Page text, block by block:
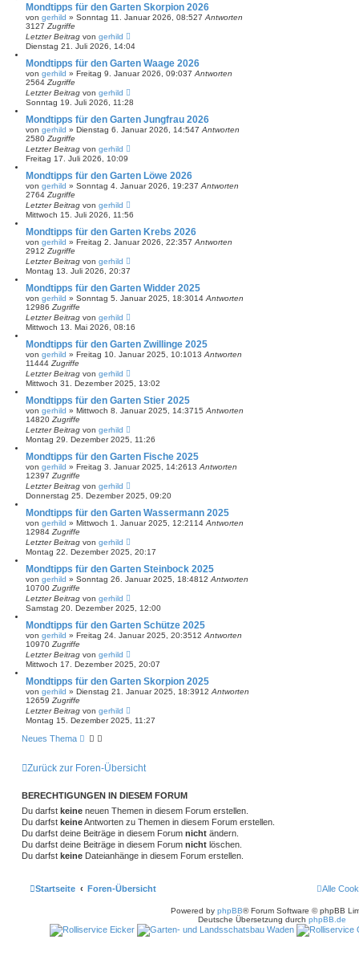
Mondtipps für den Garten Skorpion 2026
von gerhild » Sonntag 11. Januar 2026, 08:527 Antworten
3127 Zugriffe
Letzter Beitrag von gerhild
Dienstag 21. Juli 2026, 14:04
Mondtipps für den Garten Waage 2026
von gerhild » Freitag 9. Januar 2026, 09:037 Antworten
2564 Zugriffe
Letzter Beitrag von gerhild
Sonntag 19. Juli 2026, 11:28
Mondtipps für den Garten Jungfrau 2026
von gerhild » Dienstag 6. Januar 2026, 14:547 Antworten
2580 Zugriffe
Letzter Beitrag von gerhild
Freitag 17. Juli 2026, 10:09
Mondtipps für den Garten Löwe 2026
von gerhild » Sonntag 4. Januar 2026, 19:237 Antworten
2764 Zugriffe
Letzter Beitrag von gerhild
Mittwoch 15. Juli 2026, 11:56
Mondtipps für den Garten Krebs 2026
von gerhild » Freitag 2. Januar 2026, 22:357 Antworten
2912 Zugriffe
Letzter Beitrag von gerhild
Montag 13. Juli 2026, 20:37
Mondtipps für den Garten Widder 2025
von gerhild » Sonntag 5. Januar 2025, 18:3014 Antworten
12986 Zugriffe
Letzter Beitrag von gerhild
Mittwoch 13. Mai 2026, 08:16
Mondtipps für den Garten Zwillinge 2025
von gerhild » Freitag 10. Januar 2025, 10:1013 Antworten
11444 Zugriffe
Letzter Beitrag von gerhild
Mittwoch 31. Dezember 2025, 13:02
Mondtipps für den Garten Stier 2025
von gerhild » Mittwoch 8. Januar 2025, 14:3715 Antworten
14820 Zugriffe
Letzter Beitrag von gerhild
Montag 29. Dezember 2025, 11:26
Mondtipps für den Garten Fische 2025
von gerhild » Freitag 3. Januar 2025, 14:2613 Antworten
12397 Zugriffe
Letzter Beitrag von gerhild
Donnerstag 25. Dezember 2025, 09:20
Mondtipps für den Garten Wassermann 2025
von gerhild » Mittwoch 1. Januar 2025, 12:21 14 Antworten
12984 Zugriffe
Letzter Beitrag von gerhild
Montag 22. Dezember 2025, 20:17
Mondtipps für den Garten Steinbock 2025
von gerhild » Sonntag 26. Januar 2025, 18:4812 Antworten
10700 Zugriffe
Letzter Beitrag von gerhild
Samstag 20. Dezember 2025, 12:00
Mondtipps für den Garten Schütze 2025
von gerhild » Freitag 24. Januar 2025, 20:3512 Antworten
10970 Zugriffe
Letzter Beitrag von gerhild
Mittwoch 17. Dezember 2025, 20:07
Mondtipps für den Garten Skorpion 2025
von gerhild » Dienstag 21. Januar 2025, 18:3912 Antworten
12659 Zugriffe
Letzter Beitrag von gerhild
Montag 15. Dezember 2025, 11:27
Neues Thema
Zurück zur Foren-Übersicht
BERECHTIGUNGEN IN DIESEM FORUM
Du darfst keine neuen Themen in diesem Forum erstellen.
Du darfst keineAntworten zu Themen in diesem Forum erstellen.
Du darfst deine Beiträge in diesem Forum nicht ändern.
Du darfst deine Beiträge in diesem Forum nicht löschen.
Du darfst keine Dateianhänge in diesem Forum erstellen.
Startseite Foren-Übersicht Alle
Powered by phpBB® Forum Software © phpBB
Deutsche Übersetzung durch phpBB.de